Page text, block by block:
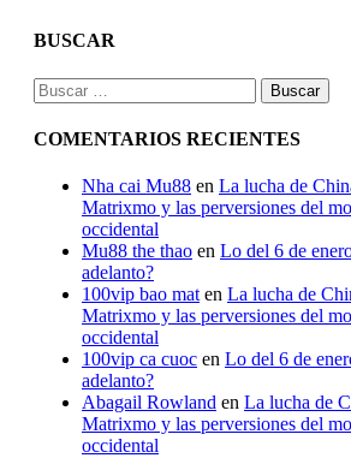
BUSCAR
Buscar:
COMENTARIOS RECIENTES
Nha cai Mu88 en La lucha de
Matrixmo y las perversiones del
occidental
Mu88 the thao en Lo del 6 de
adelanto?
100vip bao mat en La lucha de
Matrixmo y las perversiones del
occidental
100vip ca cuoc en Lo del 6 de
adelanto?
Abagail Rowland en La lucha de
Matrixmo y las perversiones del
occidental